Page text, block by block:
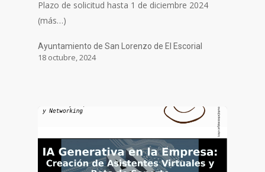
Plazo de solicitud hasta 1 de diciembre 2024
(más…)
Ayuntamiento de San Lorenzo de El Escorial
18 octubre, 2024